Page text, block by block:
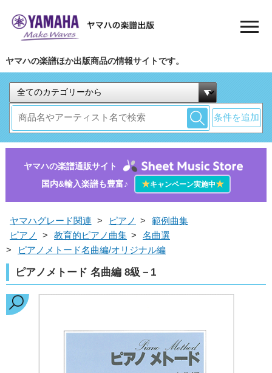
ヤマハの楽譜ほか出版商品の情報サイトです。
条件を追加
ヤマハの楽譜通販サイト
国内&輸入楽譜も豊富♪
★キャンペーン実施中★
ヤマハグレード関連 > ピアノ >
範例曲集
ピアノ
> 教育的ピアノ曲集 >
名曲選
>
ピアノメトード名曲編/オリジナル編
ピアノメトード 名曲編 8級－1